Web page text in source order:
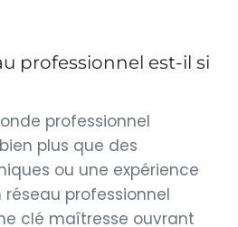
professionnel est-il si
professionnel
plus que des
ou une expérience
réseau professionnel
clé maîtresse ouvrant